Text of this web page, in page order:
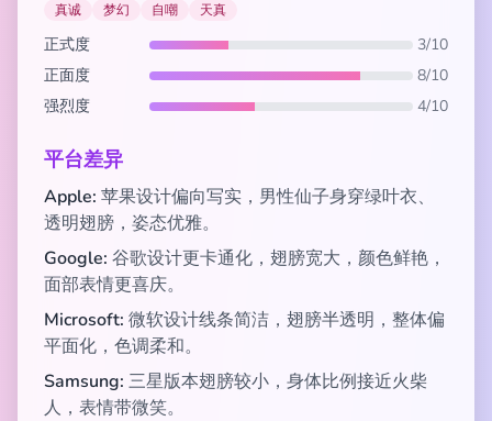
真诚 梦幻 自嘲 天真
正式度
3/10
正面度
8/10
强烈度
4/10
平台差异
Apple: 苹果设计偏向写实，男性仙子身穿绿叶衣、
透明翅膀，姿态优雅。
Google: 谷歌设计更卡通化，翅膀宽大，颜色鲜艳，
面部表情更喜庆。
Microsoft: 微软设计线条简洁，翅膀半透明，整体偏
平面化，色调柔和。
Samsung: 三星版本翅膀较小，身体比例接近火柴
人，表情带微笑。